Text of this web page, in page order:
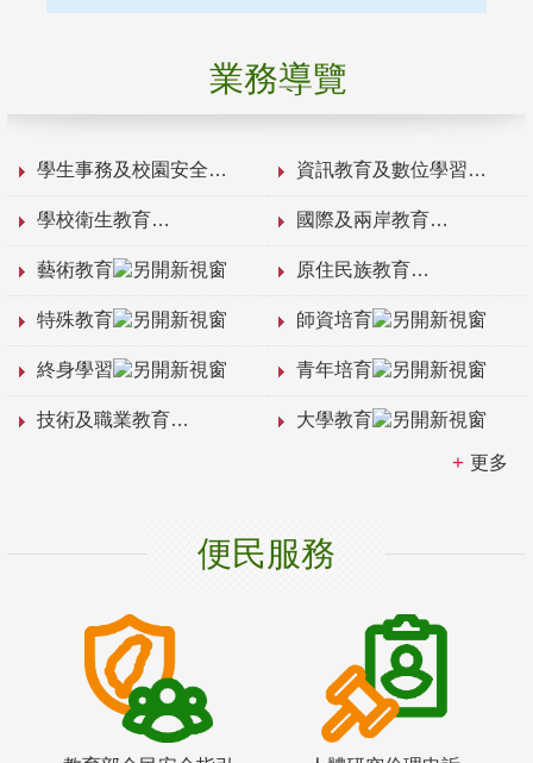
業務導覽
學生事務及校園安全 資訊教育及數位學習
學校衛生教育 國際及兩岸教育
藝術教育 原住民族教育
特殊教育 師資培育
終身學習 青年培育
技術及職業教育 大學教育
更多
便民服務